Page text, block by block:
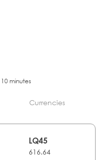
minutes
Currencies
LQ45
616.64